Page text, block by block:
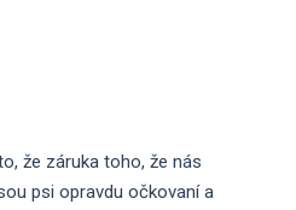
že záruka toho, že nás
psi opravdu očkovaní a